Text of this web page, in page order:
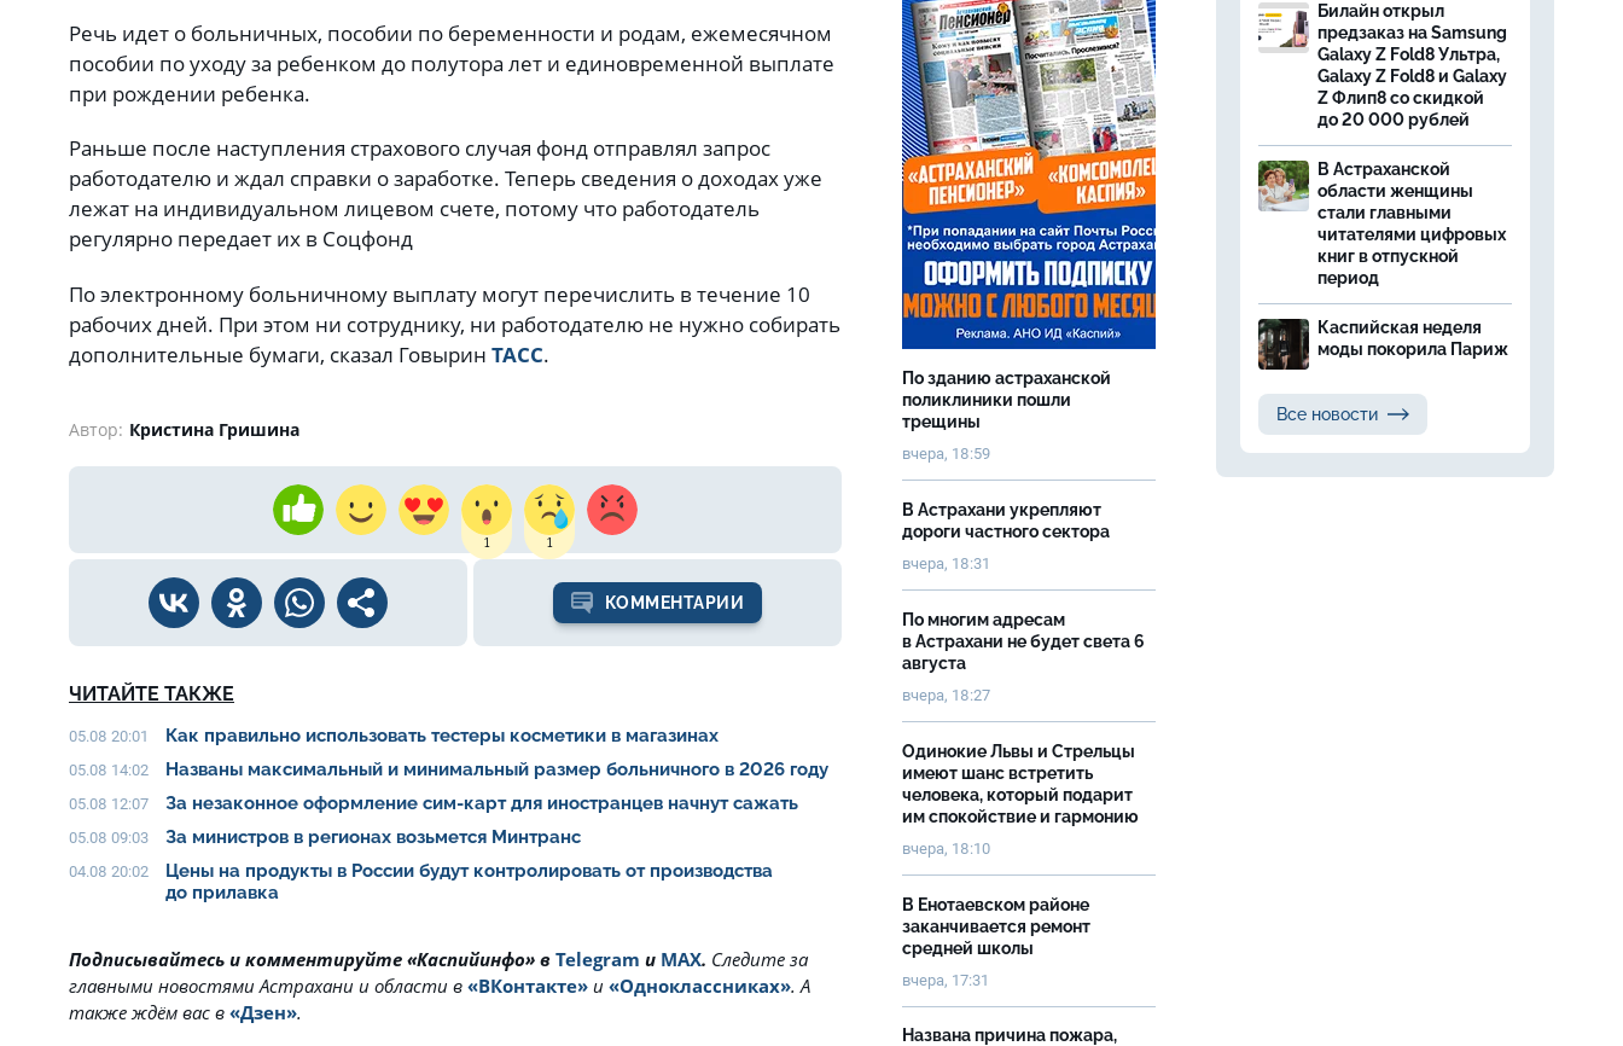
Речь идет о больничных, пособии по беременности и родам, ежемесячном
пособии по уходу за ребенком до полутора лет и единовременной выплате
при рождении ребенка.
Раньше после наступления страхового случая фонд отправлял запрос
работодателю и ждал справки о заработке. Теперь сведения о доходах уже
лежат на индивидуальном лицевом счете, потому что работодатель
регулярно передает их в Соцфонд
По электронному больничному выплату могут перечислить в течение 10
рабочих дней. При этом ни сотруднику, ни работодателю не нужно собирать
дополнительные бумаги, сказал Говырин ТАСС.
Автор: Кристина Гришина
1 1
КОММЕНТАРИИ
ЧИТАЙТЕ ТАКЖЕ
05.08 20:01 Как правильно использовать тестеры косметики в магазинах
05.08 14:02 Названы максимальный и минимальный размер больничного в 2026 году
05.08 12:07 За незаконное оформление сим-карт для иностранцев начнут сажать
05.08 09:03 За министров в регионах возьмется Минтранс
04.08 20:02
Цены на продукты в России будут контролировать от производства
до прилавка
Подписывайтесь и комментируйте «Каспийинфо» в Telegram и MAX. Cледите за
главными новостями Астрахани и области в «ВКонтакте» и «Одноклассниках». А
также ждём вас в «Дзен».
По зданию астраханской
поликлиники пошли
трещины
вчера, 18:59
В Астрахани укрепляют
дороги частного сектора
вчера, 18:31
По многим адресам
в Астрахани не будет света 6
августа
вчера, 18:27
Одинокие Львы и Стрельцы
имеют шанс встретить
человека, который подарит
им спокойствие и гармонию
вчера, 18:10
В Енотаевском районе
заканчивается ремонт
средней школы
вчера, 17:31
Названа причина пожара,
Билайн открыл
предзаказ на Samsung
Galaxy Z Fold8 Ультра,
Galaxy Z Fold8 и Galaxy
Z Флип8 со скидкой
до 20 000 рублей
В Астраханской
области женщины
стали главными
читателями цифровых
книг в отпускной
период
Каспийская неделя
моды покорила Париж
Все новости